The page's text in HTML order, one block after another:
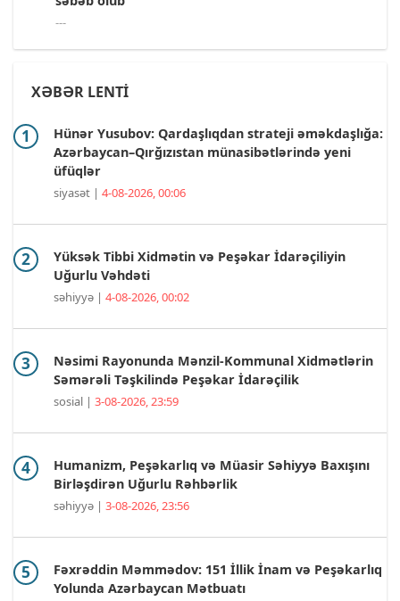
---
XƏBƏR LENTİ
Hünər Yusubov: Qardaşlıqdan strateji əməkdaşlığa:
Azərbaycan–Qırğızıstan münasibətlərində yeni
üfüqlər
siyasət | 4-08-2026, 00:06
Yüksək Tibbi Xidmətin və Peşəkar İdarəçiliyin
Uğurlu Vəhdəti
səhiyyə | 4-08-2026, 00:02
Nəsimi Rayonunda Mənzil-Kommunal Xidmətlərin
Səmərəli Təşkilində Peşəkar İdarəçilik
sosial | 3-08-2026, 23:59
Humanizm, Peşəkarlıq və Müasir Səhiyyə Baxışını
Birləşdirən Uğurlu Rəhbərlik
səhiyyə | 3-08-2026, 23:56
Fəxrəddin Məmmədov: 151 İllik İnam və Peşəkarlıq
Yolunda Azərbaycan Mətbuatı